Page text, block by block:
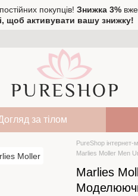
покупців! Знижка 3%
щоб активувати вашу знижку!
за тілом
PureShop інтернет-
Marlies Moller Men
Marlies